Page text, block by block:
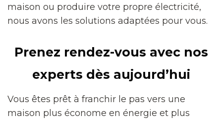
maison ou produire votre propre électricité,
nous avons les solutions adaptées pour vous.
Prenez rendez-vous avec nos
experts dès aujourd’hui
Vous êtes prêt à franchir le pas vers une
maison plus économe en énergie et plus